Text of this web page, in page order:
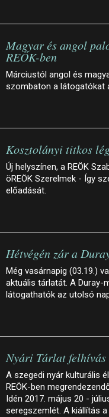
Magyar és angol
REÖK-ben
Márciustól angol és
szombaton a látogatókat
Kosztolányi titkos
Új helyszínen, a REÖK
öREÖK Szerelmek - Így
előadását.
Hétvégén zár a
Még vasárnapig (03.19.)
aktuális tárlatát. A Duray-
látogathatók az utolsó
Nyári Tárlat felhívás
A szegedi nyár kulturális
REÖK-ben
Idén 2017. május 20 -
seregszemlét. A kiállítás